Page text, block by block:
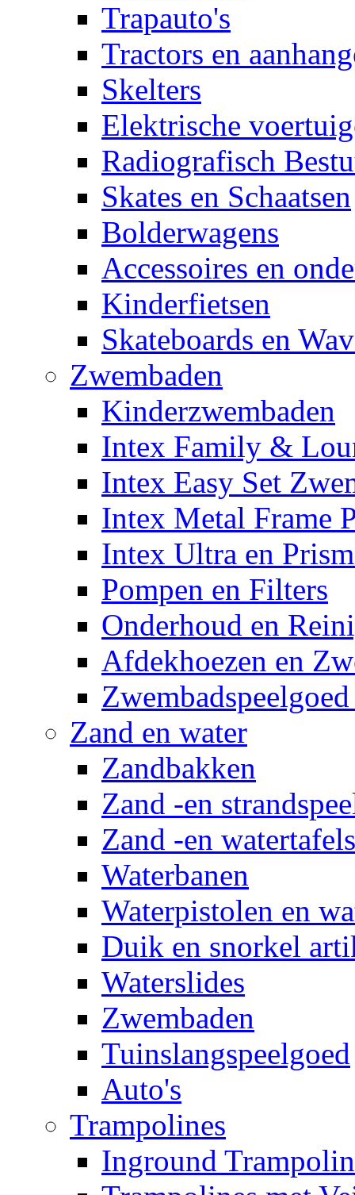
Trapauto's
Tractors en
Skelters
Elektrische
Radiografisch
Skates en Schaatsen
Bolderwagens
Accessoires en
Kinderfietsen
Skateboards en
Zwembaden
Kinderzwembaden
Intex Family &
Intex Easy Set
Intex Metal Frame
Intex Ultra en
Pompen en Filters
Onderhoud en
Afdekhoezen en
Zand en water
Zandbakken
Zand -en
Zand -en watertafels
Waterbanen
Waterpistolen en
Duik en snorkel
Waterslides
Zwembaden
Tuinslangspeelgoed
Auto's
Trampolines
Inground